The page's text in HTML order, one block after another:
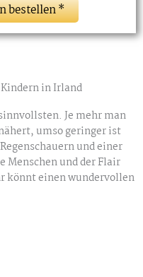
bestellen *
in Irland
Je mehr man
umso geringer ist
und einer
Menschen und der Flair
könnt einen wundervollen